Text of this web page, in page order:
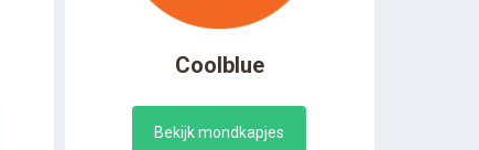
Coolblue
Bekijk mondkapjes